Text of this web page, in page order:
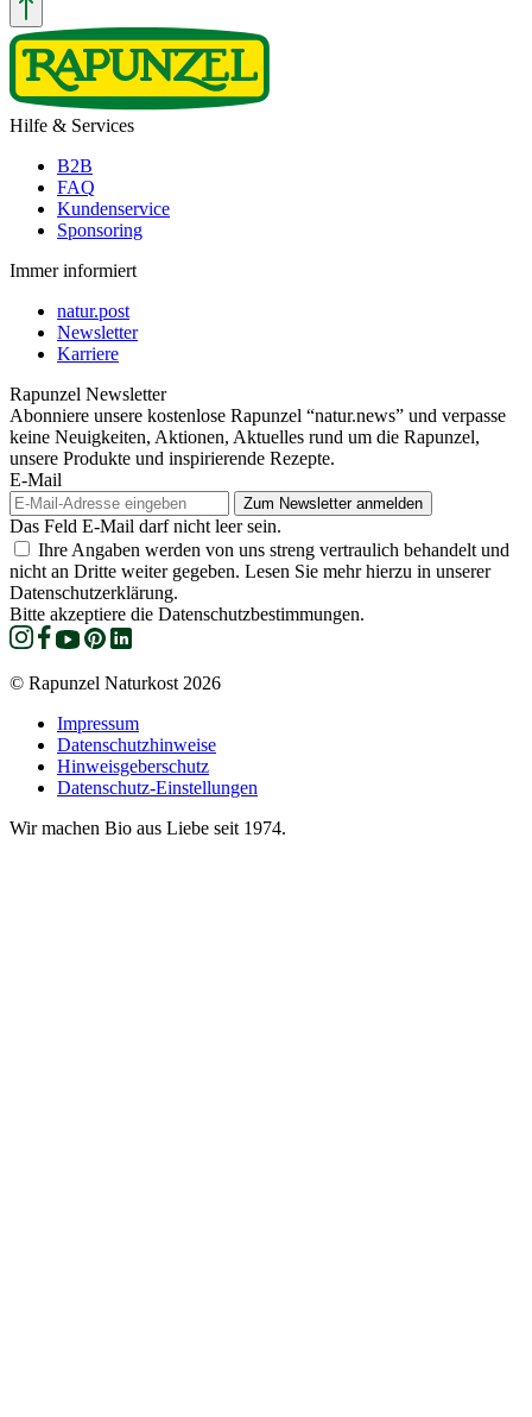
Hilfe & Services
B2B
FAQ
Kundenservice
Sponsoring
Immer informiert
natur.post
Newsletter
Karriere
Rapunzel Newsletter
Abonniere unsere kostenlose Rapunzel “natur.news” und verpasse
keine Neuigkeiten, Aktionen, Aktuelles rund um die Rapunzel,
unsere Produkte und inspirierende Rezepte.
E-Mail
Das Feld E-Mail darf nicht leer sein.
Ihre Angaben werden von uns streng vertraulich behandelt und
nicht an Dritte weiter gegeben. Lesen Sie mehr hierzu in unserer
Datenschutzerklärung.
Bitte akzeptiere die Datenschutzbestimmungen.
© Rapunzel Naturkost 2026
Impressum
Datenschutzhinweise
Hinweisgeberschutz
Datenschutz-Einstellungen
Wir machen Bio aus Liebe seit 1974.